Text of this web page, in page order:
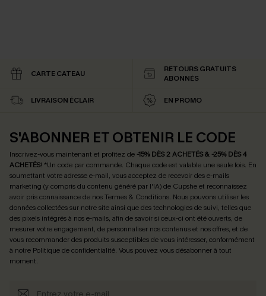
CARTE CATEAU
RETOURS GRATUITS
ABONNÉS
LIVRAISON ÉCLAIR EN PROMO
S'ABONNER ET OBTENIR LE CODE
Inscrivez-vous maintenant et profitez de -15% DÈS 2 ACHETÉS & -25% DÈS 4
ACHETÉS! *Un code par commande. Chaque code est valable une seule fois. En
soumettant votre adresse e-mail, vous acceptez de recevoir des e-mails
marketing (y compris du contenu généré par l'IA) de Cupshe et reconnaissez
avoir pris connaissance de nosTermes & Conditions. Nous pouvons utiliser les
données collectées sur notre site ainsi que des technologies de suivi, telles que
des pixels intégrés à nos e-mails, afin de savoir si ceux-ci ont été ouverts, de
mesurer votre engagement, de personnaliser nos contenus et nos offres, et de
vous recommander des produits susceptibles de vous intéresser, conformément
à notre Politique de confidentialité. Vous pouvez vous désabonner à tout
moment.